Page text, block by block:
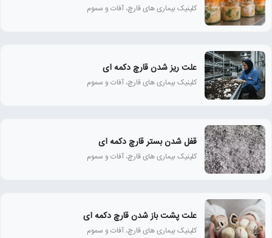
کلینیک بیماری‌ های قارچ، آفات و سموم
علت ریز شدن قارچ دکمه‌ ای
کلینیک بیماری‌ های قارچ، آفات و سموم
قفل شدن بستر قارچ دکمه ای
کلینیک بیماری‌ های قارچ، آفات و سموم
علت پشت باز شدن قارچ دکمه ای
کلینیک بیماری‌ های قارچ، آفات و سموم